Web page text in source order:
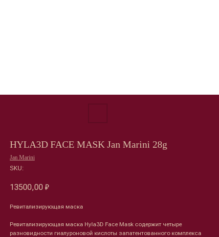
HYLA3D FACE MASK Jan Marini 28g
Jan Marini
SKU:
13500,00 ₽
Ревитализирующая маска
Ревитализирующая маска Hyla3D Face Mask содержит четыре
разновидности гиалуроновой кислоты запатентованного комплекса